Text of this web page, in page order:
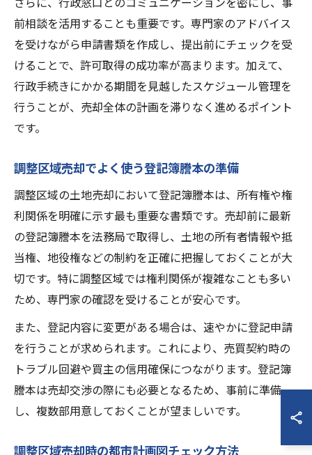
前相談を活用することも重要です。専門家のアドバイス
を受けながら申請書類を作成し、提出前にチェックを受
けることで、許可取得の成功率が高まります。加えて、
行政手続きにかかる期間を見越したスケジュール管理を
行うことが、売却全体の計画を滞りなく進めるポイント
です。
調整区域売却でよく使う登記簿謄本の準備
調整区域の土地売却において登記簿謄本は、所有権や権
利関係を明確に示す最も重要な書類です。売却前に最新
の登記簿謄本を法務局で取得し、土地の所有者情報や抵
当権、地役権などの制約を正確に把握しておくことが大
切です。特に調整区域では権利関係が複雑なことも多い
ため、専門家の確認を受けることが安心です。
また、登記内容に変更がある場合は、速やかに登記申請
を行うことが求められます。これにより、売買契約時の
トラブル回避や買主の信用確保につながります。登記簿
謄本は売却交渉の際にも必要となるため、事前に準備
し、複数部用意しておくことが望ましいです。
調整区域売却時の都市計画図チェック方法